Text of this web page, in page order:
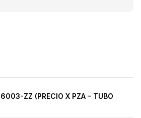
6003-ZZ (PRECIO X PZA – TUBO